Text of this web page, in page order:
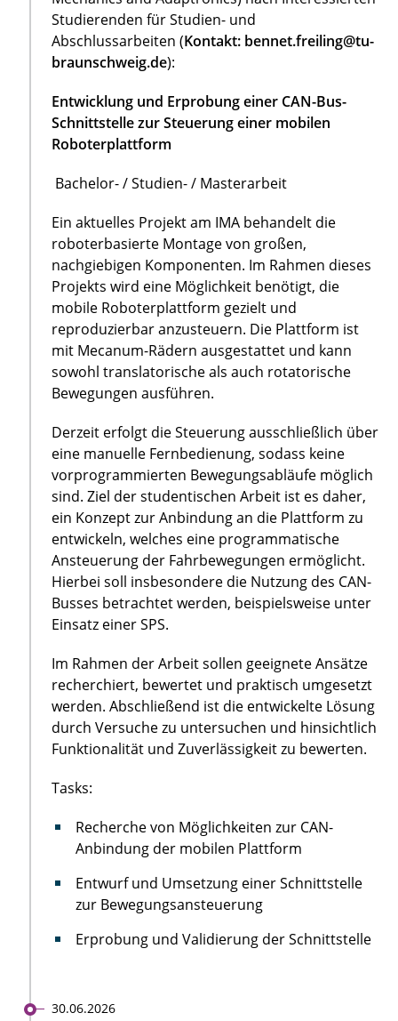
Studierenden für Studien- und
Abschlussarbeiten (Kontakt: bennet.freiling@tu-
braunschweig.de):
Entwicklung und Erprobung einer CAN-Bus-
Schnittstelle zur Steuerung einer mobilen
Roboterplattform
Bachelor- / Studien- / Masterarbeit
Ein aktuelles Projekt am IMA behandelt die
roboterbasierte Montage von großen,
nachgiebigen Komponenten. Im Rahmen dieses
Projekts wird eine Möglichkeit benötigt, die
mobile Roboterplattform gezielt und
reproduzierbar anzusteuern. Die Plattform ist
mit Mecanum-Rädern ausgestattet und kann
sowohl translatorische als auch rotatorische
Bewegungen ausführen.
Derzeit erfolgt die Steuerung ausschließlich über
eine manuelle Fernbedienung, sodass keine
vorprogrammierten Bewegungsabläufe möglich
sind. Ziel der studentischen Arbeit ist es daher,
ein Konzept zur Anbindung an die Plattform zu
entwickeln, welches eine programmatische
Ansteuerung der Fahrbewegungen ermöglicht.
Hierbei soll insbesondere die Nutzung des CAN-
Busses betrachtet werden, beispielsweise unter
Einsatz einer SPS.
Im Rahmen der Arbeit sollen geeignete Ansätze
recherchiert, bewertet und praktisch umgesetzt
werden. Abschließend ist die entwickelte Lösung
durch Versuche zu untersuchen und hinsichtlich
Funktionalität und Zuverlässigkeit zu bewerten.
Tasks:
Recherche von Möglichkeiten zur CAN-
Anbindung der mobilen Plattform
Entwurf und Umsetzung einer Schnittstelle
zur Bewegungsansteuerung
Erprobung und Validierung der Schnittstelle
30.06.2026